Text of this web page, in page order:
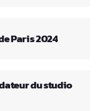
Paris 2024
du studio